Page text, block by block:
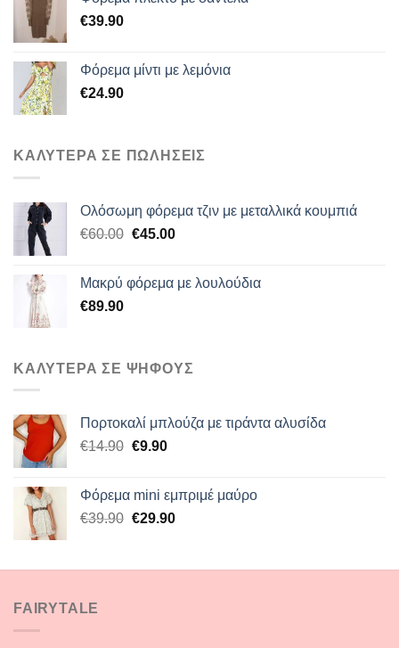
€39.90
Φόρεμα μίντι με λεμόνια
€24.90
ΚΑΛΥΤΕΡΑ ΣΕ ΠΩΛΗΣΕΙΣ
Ολόσωμη φόρεμα τζιν με μεταλλικά κουμπιά
€60.00 Original
€60.00.
€45.00Η
είναι:
Μακρύ φόρεμα με λουλούδια
€89.90
ΚΑΛΥΤΕΡΑ ΣΕ ΨΗΦΟΥΣ
Πορτοκαλί μπλούζα με τιράντα αλυσίδα
€14.90 Original
€14.90.
€9.90Η
είναι:
€9.90.
Φόρεμα mini εμπριμέ μαύρο
€39.90 Original
€39.90.
€29.90Η
είναι:
FAIRYTALE